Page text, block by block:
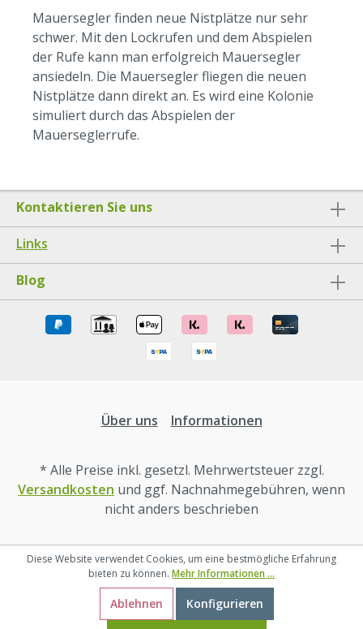
Mauersegler finden neue Nistplätze nur sehr
schwer. Mit den Lockrufen und dem Abspielen
der Rufe kann man erfolgreich Mauersegler
ansiedeln. Die Mauersegler fliegen die neuen
Nistplätze dann direkt an. Es wird eine Kolonie
simuliert durch das Abspielen der
Mauerseglerrufe.
Kontaktieren Sie uns
Links
Blog
Über uns Informationen
* Alle Preise inkl. gesetzl. Mehrwertsteuer zzgl.
Versandkosten und ggf. Nachnahmegebühren, wenn
nicht anders beschrieben
Diese Website verwendet Cookies, um eine bestmögliche Erfahrung
bieten zu können. Mehr Informationen ...
Ablehnen Konfigurieren